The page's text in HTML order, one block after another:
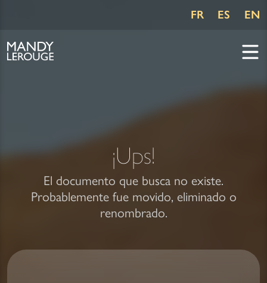
FR ES EN
¡Ups!
El documento que busca no existe.
Probablemente fue movido, eliminado o
renombrado.